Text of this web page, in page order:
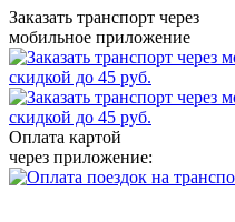
Заказать транспорт через
мобильное приложение
Оплата картой
через приложение: